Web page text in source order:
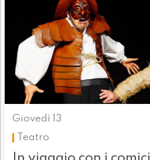
Giovedì 13
Teatro